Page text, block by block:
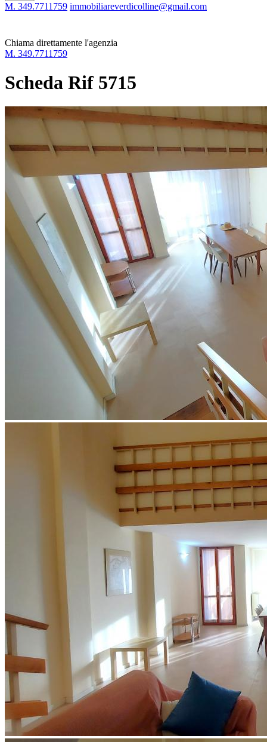
M. 349.7711759 immobiliareverdicolline@gmail.com
Chiama direttamente l'agenzia
M. 349.7711759
Scheda Rif 5715